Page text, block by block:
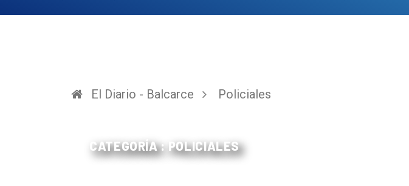
El Diario - Balcarce Policiales
CATEGORÍA : POLICIALES